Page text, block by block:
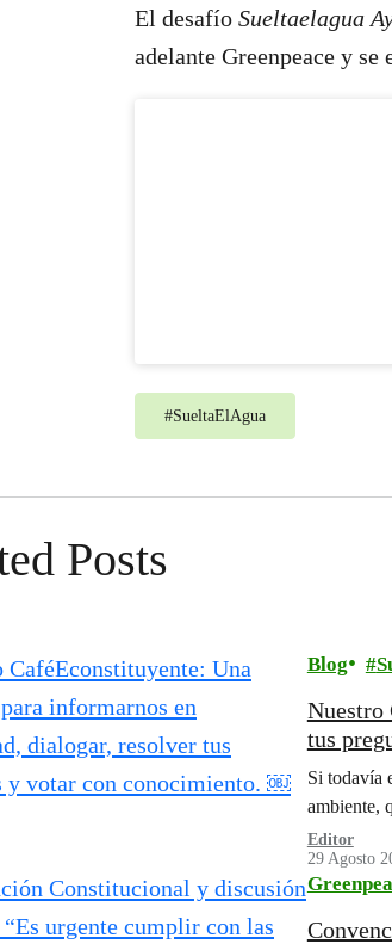
El desafío Sueltaelagua
adelante Greenpeace y
#SueltaElAgua
Posts
Blog
Nuestro
tus
Si todavía
ambiente,
Editor
29 Agosto